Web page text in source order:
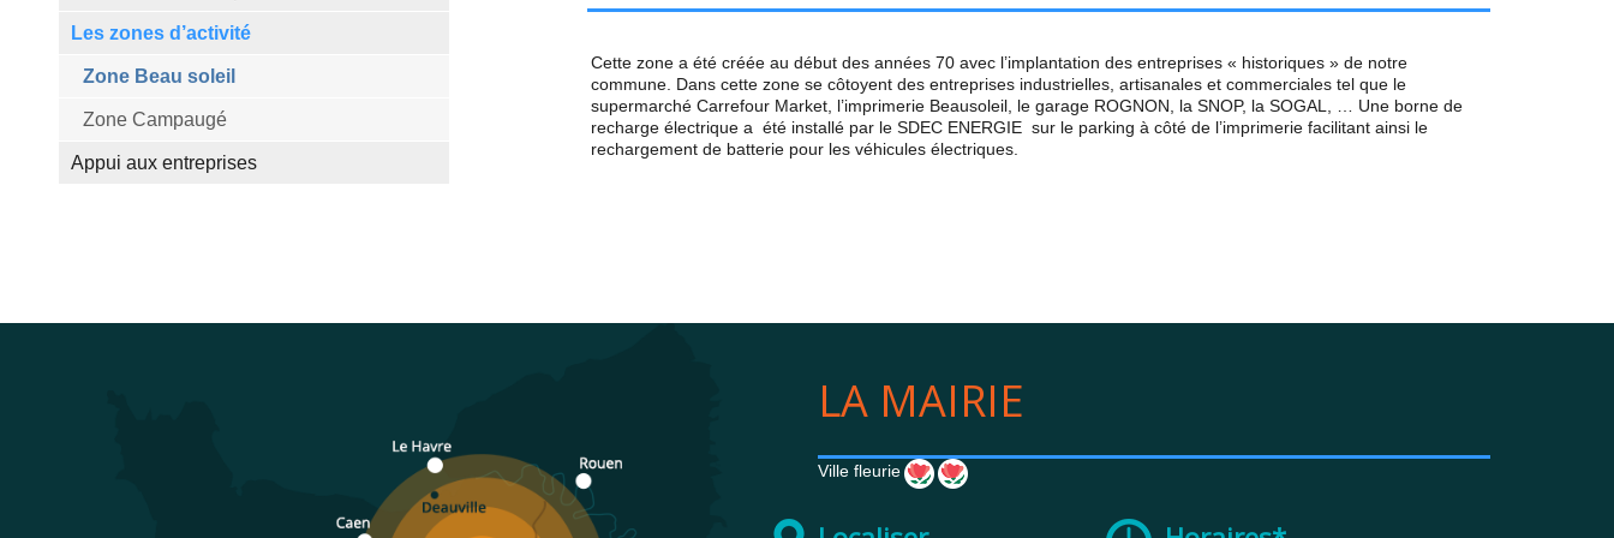
Les zones d’activité
Zone Beau soleil
Zone Campaugé
Appui aux entreprises
Cette zone a été créée au début des années 70 avec l’implantation des entreprises « historiques » de notre
commune. Dans cette zone se côtoyent des entreprises industrielles, artisanales et commerciales tel que le
supermarché Carrefour Market, l’imprimerie Beausoleil, le garage ROGNON, la SNOP, la SOGAL, … Une borne de
recharge électrique a été installé par le SDEC ENERGIE sur le parking à côté de l’imprimerie facilitant ainsi le
rechargement de batterie pour les véhicules électriques.
LA MAIRIE
Ville fleurie